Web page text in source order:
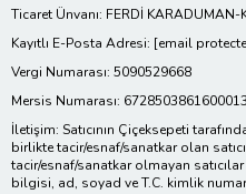
Ticaret Ünvanı: FERDİ
Kayıtlı E-Posta Adresi: [email
Vergi Numarası: 5090529668
Mersis Numarası: 6728503861600013
İletişim: Satıcının Çiçeksepeti
birlikte tacir/esnaf/sanatkar olan
tacir/esnaf/sanatkar olmayan
bilgisi, ad, soyad ve T.C. kimlik